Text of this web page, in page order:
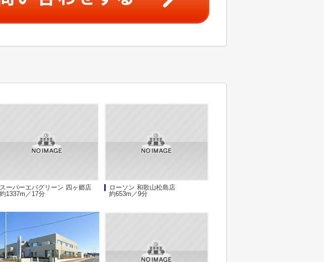
スーパーエバグリーン 四ヶ郷店
約1337m／17分
ローソン 和歌山松島店
約653m／9分